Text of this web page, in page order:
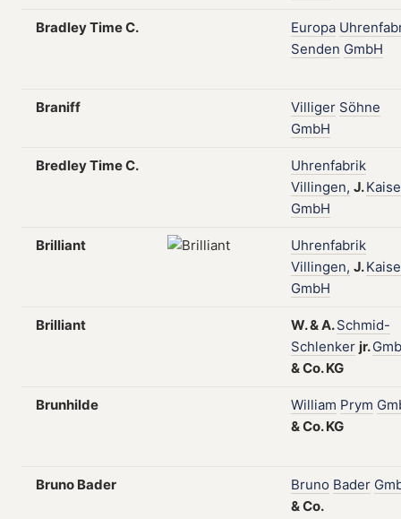
Bradley Time C. Europa
Senden GmbH
Braniff Villiger Söhne
GmbH
Bredley Time C.
Uhrenfabrik
Villingen, J.
GmbH
Brilliant
Uhrenfabrik
Villingen, J.
GmbH
Brilliant W.&A.Schmid-
Schlenker jr.
&Co.KG
Brunhilde William Prym
&Co.KG
Bruno Bader Bruno Bader
&Co.